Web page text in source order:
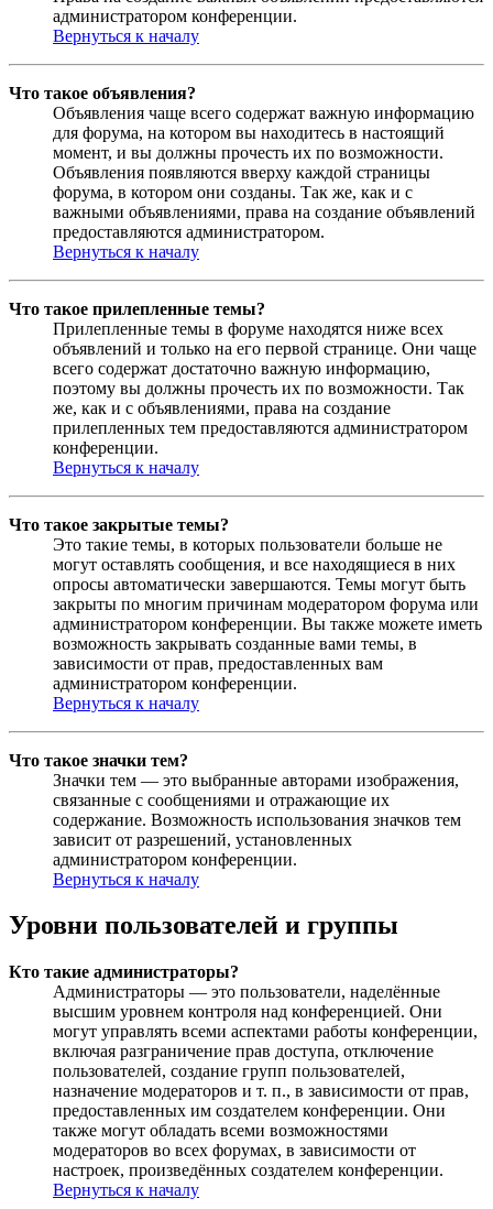
администратором конференции.
Вернуться к началу
Что такое объявления?
Объявления чаще всего содержат важную информацию
для форума, на котором вы находитесь в настоящий
момент, и вы должны прочесть их по возможности.
Объявления появляются вверху каждой страницы
форума, в котором они созданы. Так же, как и с
важными объявлениями, права на создание объявлений
предоставляются администратором.
Вернуться к началу
Что такое прилепленные темы?
Прилепленные темы в форуме находятся ниже всех
объявлений и только на его первой странице. Они чаще
всего содержат достаточно важную информацию,
поэтому вы должны прочесть их по возможности. Так
же, как и с объявлениями, права на создание
прилепленных тем предоставляются администратором
конференции.
Вернуться к началу
Что такое закрытые темы?
Это такие темы, в которых пользователи больше не
могут оставлять сообщения, и все находящиеся в них
опросы автоматически завершаются. Темы могут быть
закрыты по многим причинам модератором форума или
администратором конференции. Вы также можете иметь
возможность закрывать созданные вами темы, в
зависимости от прав, предоставленных вам
администратором конференции.
Вернуться к началу
Что такое значки тем?
Значки тем — это выбранные авторами изображения,
связанные с сообщениями и отражающие их
содержание. Возможность использования значков тем
зависит от разрешений, установленных
администратором конференции.
Вернуться к началу
Уровни пользователей и группы
Кто такие администраторы?
Администраторы — это пользователи, наделённые
высшим уровнем контроля над конференцией. Они
могут управлять всеми аспектами работы конференции,
включая разграничение прав доступа, отключение
пользователей, создание групп пользователей,
назначение модераторов и т. п., в зависимости от прав,
предоставленных им создателем конференции. Они
также могут обладать всеми возможностями
модераторов во всех форумах, в зависимости от
настроек, произведённых создателем конференции.
Вернуться к началу